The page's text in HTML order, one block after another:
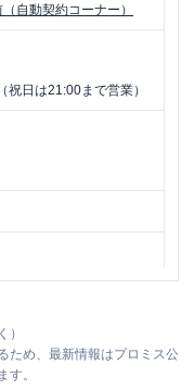
自動契約コーナー）
祝日は21:00まで営業）
閉店】三宮むじんくんコ
）
ため、最新情報はプロミス公
す。